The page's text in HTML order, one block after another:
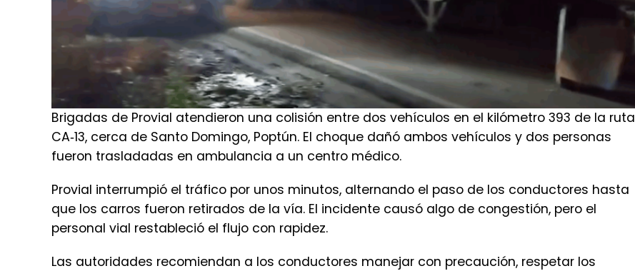
Brigadas de Provial atendieron una colisión entre dos vehículos en el kilómetro 393 de la ruta
CA‑13, cerca de Santo Domingo, Poptún. El choque dañó ambos vehículos y dos personas
fueron trasladadas en ambulancia a un centro médico.
Provial interrumpió el tráfico por unos minutos, alternando el paso de los conductores hasta
que los carros fueron retirados de la vía. El incidente causó algo de congestión, pero el
personal vial restableció el flujo con rapidez.
Las autoridades recomiendan a los conductores manejar con precaución, respetar los